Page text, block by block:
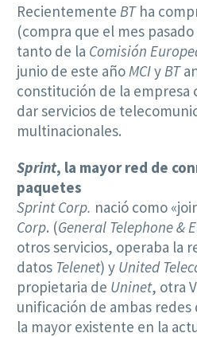
Recientemente BTha
(compra que el mes
tanto de la Comisión
junio de este añoMCIyBT
constitución de la empresa
dar servicios de
multinacionales.
Sprint, la mayor red de
paquetes
Sprint Corp. nació como
Corp. (General Telephone &
otros servicios, operaba la
datos Telenet) y United
propietaria de Uninet, otra
unificación de ambas redes
la mayor existente en la